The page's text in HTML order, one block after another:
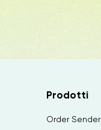
Prodotti
Order Sender